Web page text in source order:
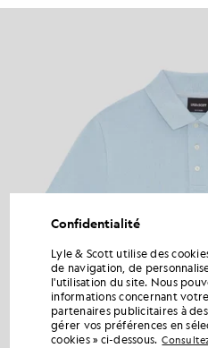
Confidentialité
Lyle & Scott utilise des
de navigation, de
l'utilisation du site. Nous
informations concernant
partenaires publicitaires à
gérer vos préférences en
cookies » ci-dessous.